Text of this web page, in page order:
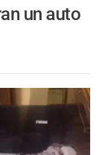
un auto